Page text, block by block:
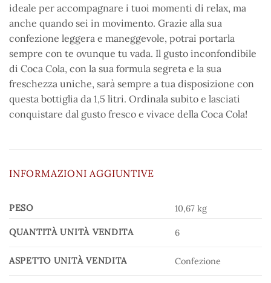
ideale per accompagnare i tuoi momenti di relax, ma
anche quando sei in movimento. Grazie alla sua
confezione leggera e maneggevole, potrai portarla
sempre con te ovunque tu vada. Il gusto inconfondibile
di Coca Cola, con la sua formula segreta e la sua
freschezza uniche, sarà sempre a tua disposizione con
questa bottiglia da 1,5 litri. Ordinala subito e lasciati
conquistare dal gusto fresco e vivace della Coca Cola!
INFORMAZIONI AGGIUNTIVE
PESO 10,67 kg
QUANTITÀ UNITÀ VENDITA 6
ASPETTO UNITÀ VENDITA Confezione